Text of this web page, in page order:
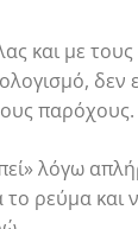
και με
δεν
παρόχους.
λόγω
ρεύμα